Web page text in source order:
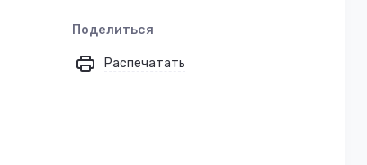
Поделиться
Распечатать